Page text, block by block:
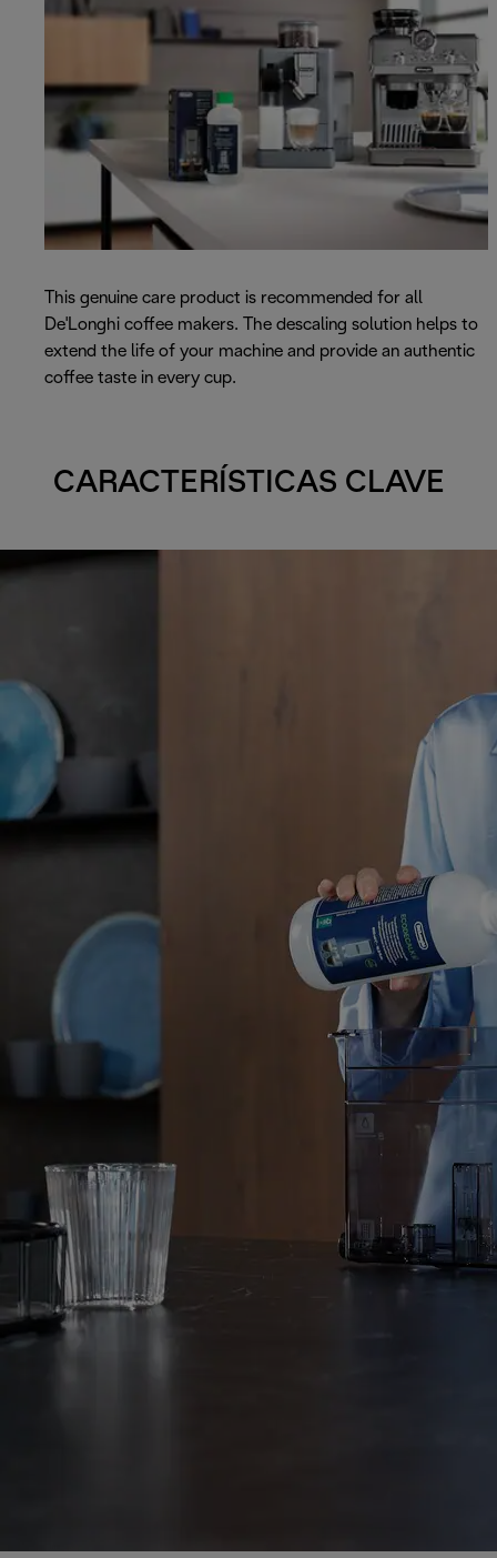
This genuine care product is recommended for all
De'Longhi coffee makers. The descaling solution helps to
extend the life of your machine and provide an authentic
coffee taste in every cup.
CARACTERÍSTICAS CLAVE